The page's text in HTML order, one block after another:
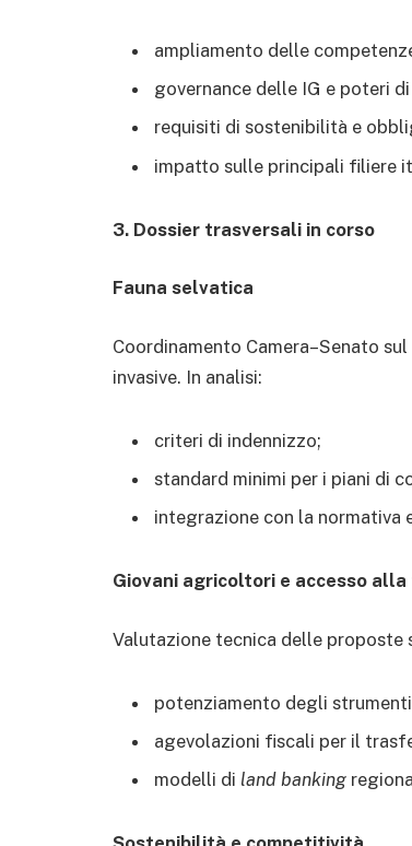
ampliamento delle
governance delle IG e poteri
requisiti di sostenibilità e
impatto sulle principali filiere
3. Dossier trasversali in corso
Fauna selvatica
Coordinamento Camera–Senato
invasive. In analisi:
criteri di indennizzo;
standard minimi per i piani di
integrazione con la normativa
Giovani agricoltori e accesso
Valutazione tecnica delle proposte
potenziamento degli
agevolazioni fiscali per il
modelli di land banking